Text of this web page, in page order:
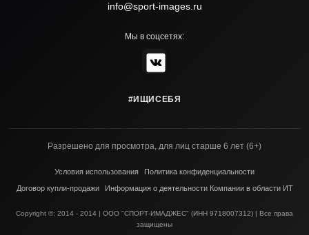
info@sport-images.ru
Мы в соцсетях:
#ИЩИСЕБЯ
Разрешено для просмотра, для лиц старше 6 лет (6+)
Условия использования
Политика конфиденциальности
Договор купли-продажи
Информация о деятельности Компании в области ИТ
Copyright ©; 2014 - 2014 | ООО "СПОРТ-ИМАДЖЕС" (ИНН 9718007312) | Все права
защищены